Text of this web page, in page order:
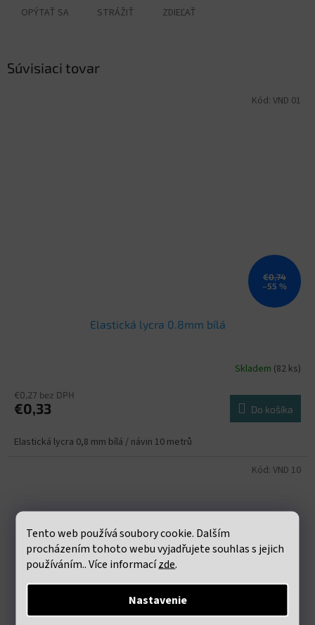
Tento web používá soubory cookie. Dalším
procházením tohoto webu vyjadřujete souhlas s jejich
používáním.. Více informacízde.
Nastavenie
OPÝTAŤ SA STRÁŽIŤ ZDIEĽAŤ
Súvisiaci tovar
€0,74
–55 %
Elastická lycra 0.8mm bílá
Skladem (82 ks)
€0,27 bez DPH
€0,33 Do košíka
Elastická lycra 0,8 mm bílá / návin 10 metrů
Kód: VND 01
Kód: VND 10